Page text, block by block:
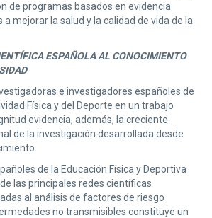
de programas basados en evidencia
mejorar la salud y la calidad de vida de la
ESPAÑOLA AL CONOCIMIENTO
e investigadores españoles de
Física y del Deporte en un trabajo
evidencia, además, la creciente
de la investigación desarrollada desde
de la Educación Física y Deportiva
las principales redes científicas
al análisis de factores de riesgo
no transmisibles constituye un